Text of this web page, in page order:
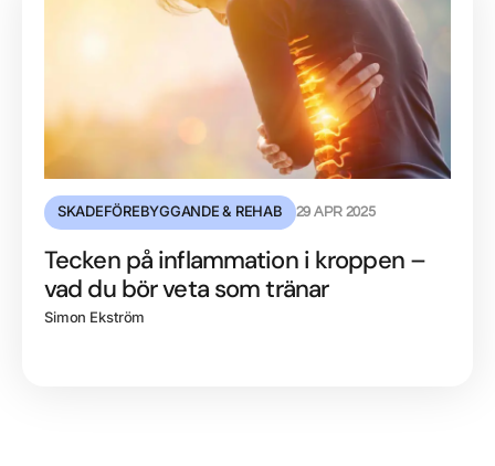
SKADEFÖREBYGGANDE & REHAB 29 APR 2025
Tecken på inflammation i kroppen –
vad du bör veta som tränar
Simon Ekström